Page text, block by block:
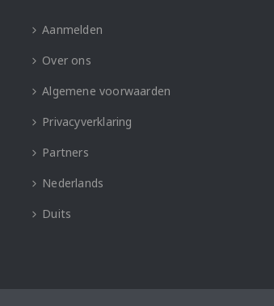
Aanmelden
Over ons
Algemene voorwaarden
Privacyverklaring
Partners
Nederlands
Duits